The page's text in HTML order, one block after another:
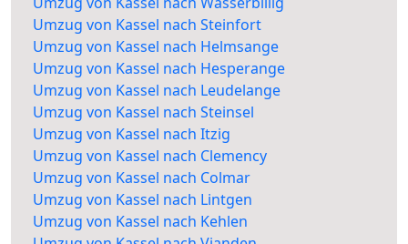
Umzug von Kassel nach Steinfort
Umzug von Kassel nach Helmsange
Umzug von Kassel nach Hesperange
Umzug von Kassel nach Leudelange
Umzug von Kassel nach Steinsel
Umzug von Kassel nach Itzig
Umzug von Kassel nach Clemency
Umzug von Kassel nach Colmar
Umzug von Kassel nach Lintgen
Umzug von Kassel nach Kehlen